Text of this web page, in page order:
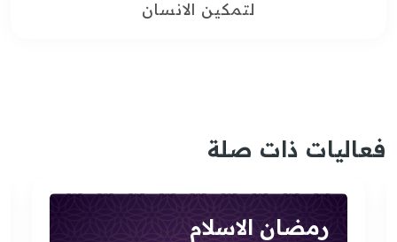
لتمكين الانسان
فعاليات ذات صلة
رمضان الاسلام